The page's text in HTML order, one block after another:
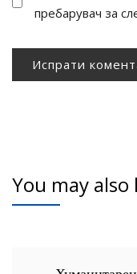
пребарувач за
You may also